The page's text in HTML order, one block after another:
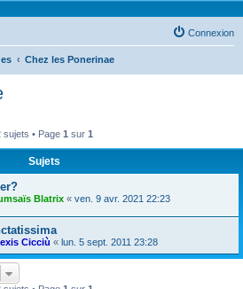
Connexion
Chez les Ponerinae
sujets • Page 1 sur 1
Sujets
Blatrix « ven. 9 avr. 2021 22:23
Cicciù « lun. 5 sept. 2011 23:28